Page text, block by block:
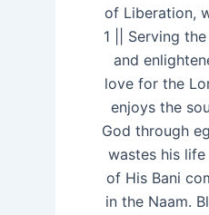
of Liberation,
1 || Serving
and
love for the
enjoys the
God through
wastes his
of His Bani
in the Naam.